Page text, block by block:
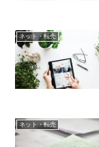
ネット・転売
ネット・転売